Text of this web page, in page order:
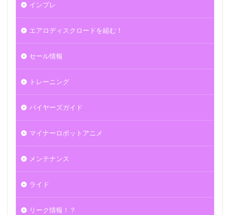
インプレ
エアロディスクロードを組む！
セール情報
トレーニング
バイヤーズガイド
マイナーロボットアニメ
メンテナンス
ライド
リーク情報！？